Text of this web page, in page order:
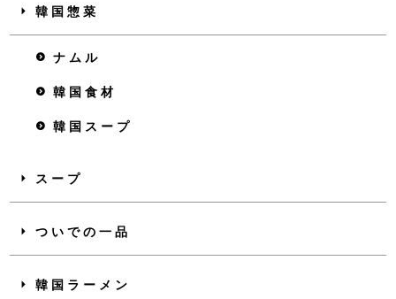
韓国惣菜
ナムル
韓国食材
韓国スープ
スープ
ついでの一品
韓国ラーメン